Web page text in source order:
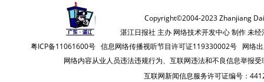
Copyright©2004-2023 Zhanjiang
湛江日报社 主办 网络技术开发中心 制作 未
粤ICP备11061600号 信息网络传播视听节目许可证119330002号 网络
网络内容从业人员违法违规行为、互联网违法和不良信息举报
互联网新闻信息服务许可证编号：